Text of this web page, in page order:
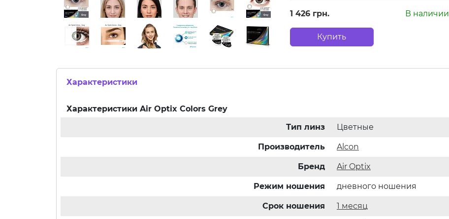
1 426 грн. В наличии
Купить
Характеристики
Характеристики Air Optix Colors Grey
Тип линз
Цветные
Производитель Alcon
Бренд Air Optix
Режим ношения дневного ношения
Срок ношения 1 месяц